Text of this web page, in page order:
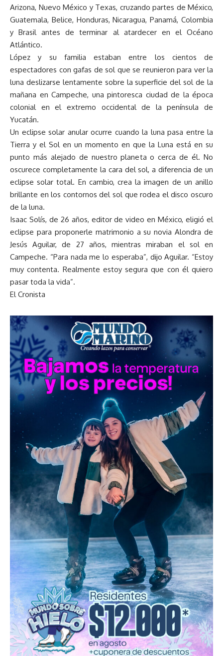
Arizona, Nuevo México y Texas, cruzando partes de México,
Guatemala, Belice, Honduras, Nicaragua, Panamá, Colombia
y Brasil antes de terminar al atardecer en el Océano
Atlántico.
López y su familia estaban entre los cientos de
espectadores con gafas de sol que se reunieron para ver la
luna deslizarse lentamente sobre la superficie del sol de la
mañana en Campeche, una pintoresca ciudad de la época
colonial en el extremo occidental de la península de
Yucatán.
Un eclipse solar anular ocurre cuando la luna pasa entre la
Tierra y el Sol en un momento en que la Luna está en su
punto más alejado de nuestro planeta o cerca de él. No
oscurece completamente la cara del sol, a diferencia de un
eclipse solar total. En cambio, crea la imagen de un anillo
brillante en los contornos del sol que rodea el disco oscuro
de la luna.
Isaac Solís, de 26 años, editor de video en México, eligió el
eclipse para proponerle matrimonio a su novia Alondra de
Jesús Aguilar, de 27 años, mientras miraban el sol en
Campeche. “Para nada me lo esperaba”, dijo Aguilar. “Estoy
muy contenta. Realmente estoy segura que con él quiero
pasar toda la vida”.
El Cronista